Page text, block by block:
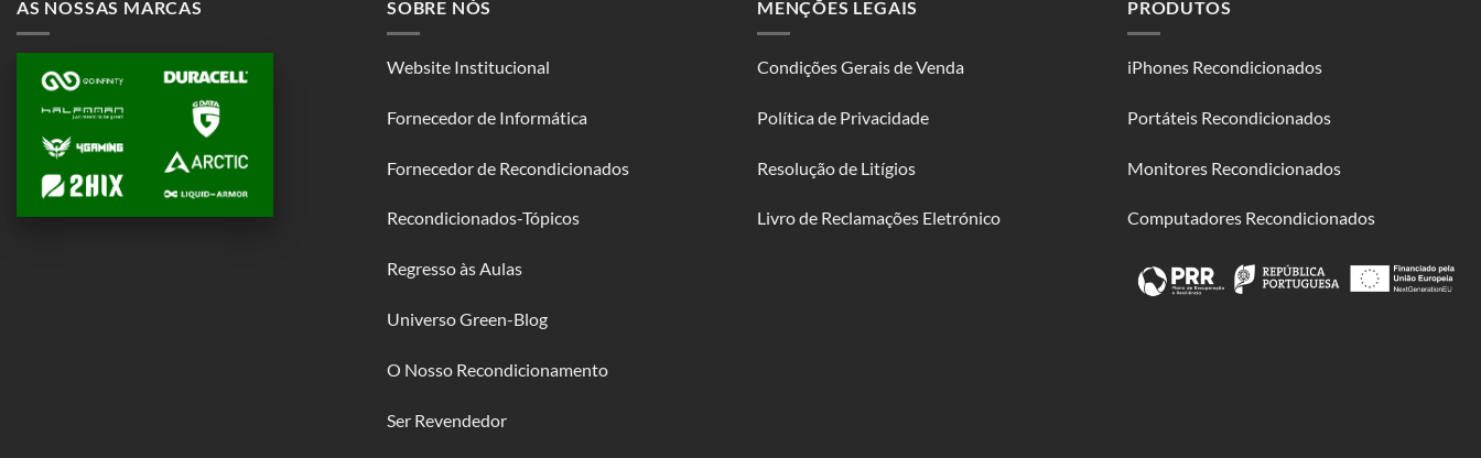
AS NOSSAS MARCAS SOBRE NÓS
Website Institucional
Fornecedor de Informática
Fornecedor de Recondicionados
Recondicionados-Tópicos
Regresso às Aulas
Universo Green-Blog
O Nosso Recondicionamento
Ser Revendedor
MENÇÕES LEGAIS
Condições Gerais de Venda
Política de Privacidade
Resolução de Litígios
Livro de Reclamações Eletrónico
PRODUTOS
iPhones Recondicionados
Portáteis Recondicionados
Monitores Recondicionados
Computadores Recondicionados